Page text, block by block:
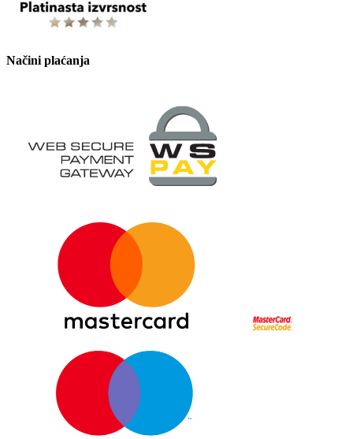
Načini plaćanja